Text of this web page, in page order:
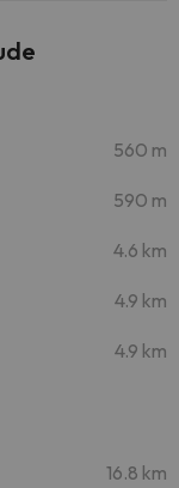
560 m
590 m
4.6 km
4.9 km
4.9 km
16.8 km